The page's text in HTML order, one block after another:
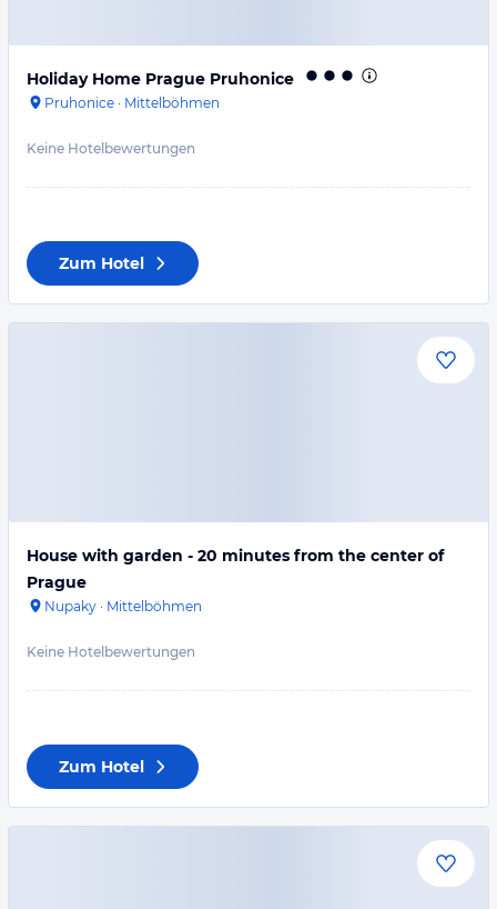
Holiday Home Prague Pruhonice
Pruhonice · Mittelböhmen
Keine Hotelbewertungen
Zum Hotel
House with garden - 20 minutes from the center of
Prague
Nupaky · Mittelböhmen
Keine Hotelbewertungen
Zum Hotel